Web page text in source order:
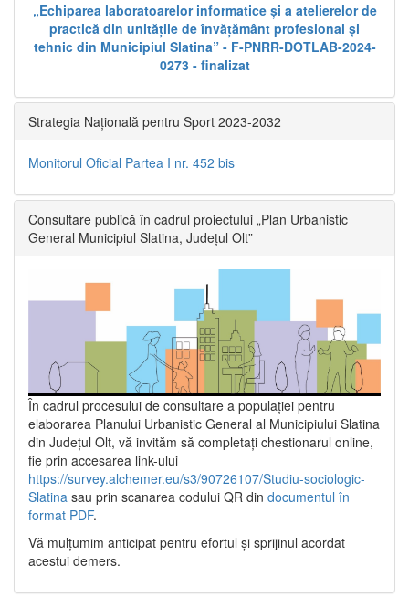
„Echiparea laboratoarelor informatice și a atelierelor de
practică din unitățile de învățământ profesional și
tehnic din Municipiul Slatina” - F-PNRR-DOTLAB-2024-
0273 - finalizat
Strategia Națională pentru Sport 2023-2032
Monitorul Oficial Partea I nr. 452 bis
Consultare publică în cadrul proiectului „Plan Urbanistic
General Municipiul Slatina, Județul Olt”
În cadrul procesului de consultare a populaţiei pentru
elaborarea Planului Urbanistic General al Municipiului Slatina
din Județul Olt, vă invităm să completați chestionarul online,
fie prin accesarea link-ului
https://survey.alchemer.eu/s3/90726107/Studiu-sociologic-
Slatina sau prin scanarea codului QR din documentul în
format PDF.
Vă mulţumim anticipat pentru efortul şi sprijinul acordat
acestui demers.